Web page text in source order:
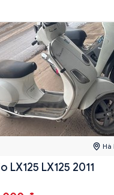
Hà
LX125 LX125 2011